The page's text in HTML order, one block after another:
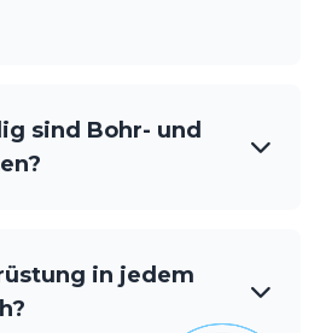
sind Bohr- und
in jedem